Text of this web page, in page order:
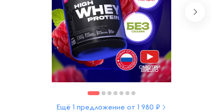
Ещё 1 предложение от 1 980 ₽